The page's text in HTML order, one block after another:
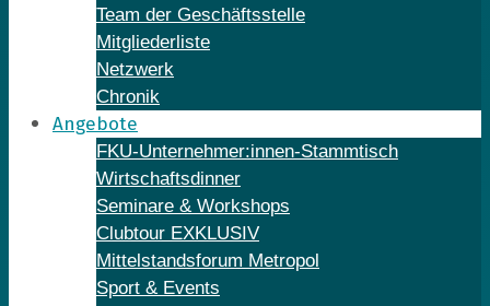
Team der Geschäftsstelle
Mitgliederliste
Netzwerk
Chronik
Angebote
FKU-Unternehmer:innen-Stammtisch
Wirtschaftsdinner
Seminare & Workshops
Clubtour EXKLUSIV
Mittelstandsforum Metropol
Sport & Events